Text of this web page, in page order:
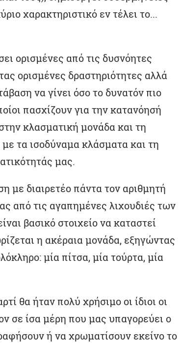
χαρακτηριστικό εν τέλει το...
ορισμένες από τις δυσνόητες
ορισμένες δραστηριότητες αλλά
να γίνει όσο το δυνατόν πιο
πασχίζουν για την κατανόησή
κλασματική μονάδα και τη
τα ισοδύναμα κλάσματα και τη
μας.
με διαιρετέο πάντα τον αριθμητή
από τις αγαπημένες λιχουδιές των
βασικό στοιχείο να καταστεί
η ακέραια μονάδα, εξηγώντας
μία πίτσα, μία τούρτα, μία
θα ήταν πολύ χρήσιμο οι ίδιοι οι
σε ίσα μέρη που μας υπαγορεύει ο
ή να χρωματίσουν εκείνο το